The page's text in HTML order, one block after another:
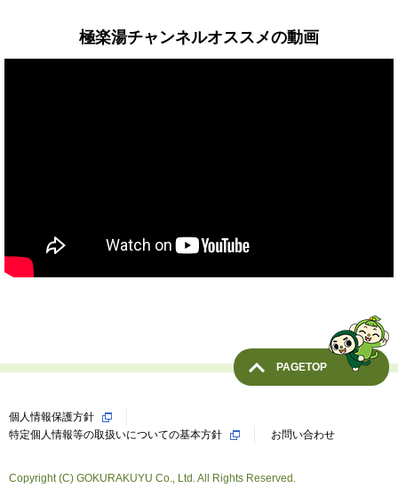
極楽湯チャンネルオススメの動画
PAGETOP
個人情報保護方針
特定個人情報等の取扱いについての基本方針
お問い合わせ
Copyright (C) GOKURAKUYU Co., Ltd. All Rights Reserved.